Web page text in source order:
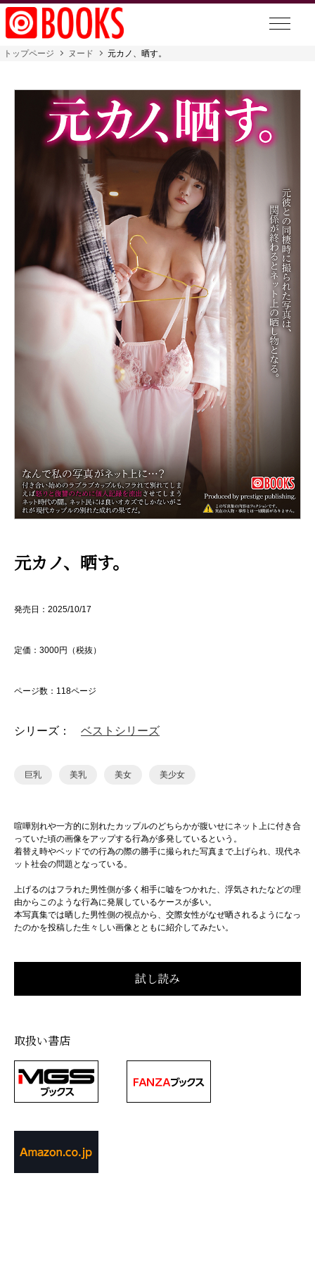
トップページ ヌード 元カノ、晒す。
元カノ、晒す。
発売日：2025/10/17
定価：3000円（税抜）
ページ数：118ページ
シリーズ： ベストシリーズ
巨乳 美乳 美女 美少女
喧嘩別れや一方的に別れたカップルのどちらかが腹いせにネット上に付き合
っていた頃の画像をアップする行為が多発しているという。
着替え時やベッドでの行為の際の勝手に撮られた写真まで上げられ、現代ネ
ット社会の問題となっている。
上げるのはフラれた男性側が多く相手に嘘をつかれた、浮気されたなどの理
由からこのような行為に発展しているケースが多い。
本写真集では晒した男性側の視点から、交際女性がなぜ晒されるようになっ
たのかを投稿した生々しい画像とともに紹介してみたい。
取扱い書店